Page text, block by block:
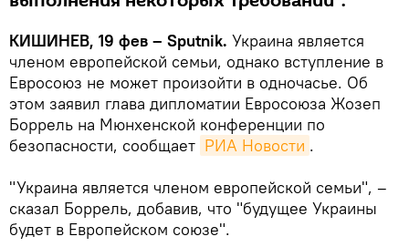
КИШИНЕВ, 19 фев – Sputnik. Украина является
членом европейской семьи, однако вступление в
Евросоюз не может произойти в одночасье. Об
этом заявил глава дипломатии Евросоюза Жозеп
Боррель на Мюнхенской конференции по
безопасности, сообщает РИА Новости .
"Украина является членом европейской семьи", –
сказал Боррель, добавив, что "будущее Украины
будет в Европейском союзе".